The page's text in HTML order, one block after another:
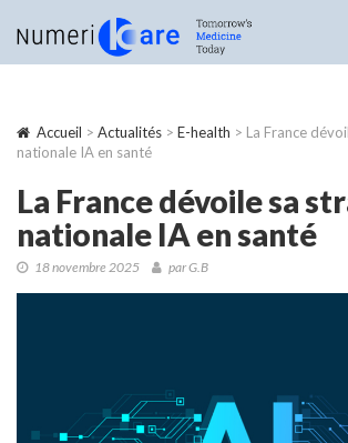
Accueil > Actualités > E-health > La France
nationale IA en santé
La France dévoile sa
nationale IA en santé
18 novembre 2025 par G.B